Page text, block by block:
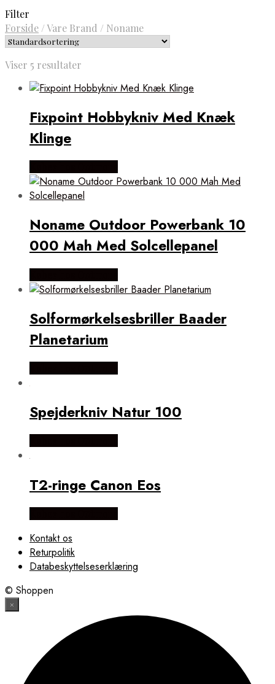
Filter
Forside /Vare Brand / Noname
Viser 5 resultater
Fixpoint Hobbykniv Med Knæk
Klinge
Noname Outdoor Powerbank 10
000 Mah Med Solcellepanel
Solformørkelsesbriller Baader
Planetarium
Spejderkniv Natur 100
T2-ringe Canon Eos
Kontakt os
Returpolitik
Databeskyttelseserklæring
© Shoppen
×